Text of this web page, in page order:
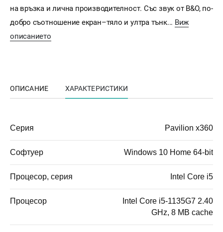
на връзка и лична производителност. Със звук от B&O, по-
добро съотношение екран–тяло и ултра тънк... Виж
описанието
ОПИСАНИЕ ХАРАКТЕРИСТИКИ
Серия Pavilion x360
Софтуер Windows 10 Home 64-bit
Процесор, серия Intel Core i5
Процесор
Intel Core i5-1135G7 2.40
GHz, 8 MB cache